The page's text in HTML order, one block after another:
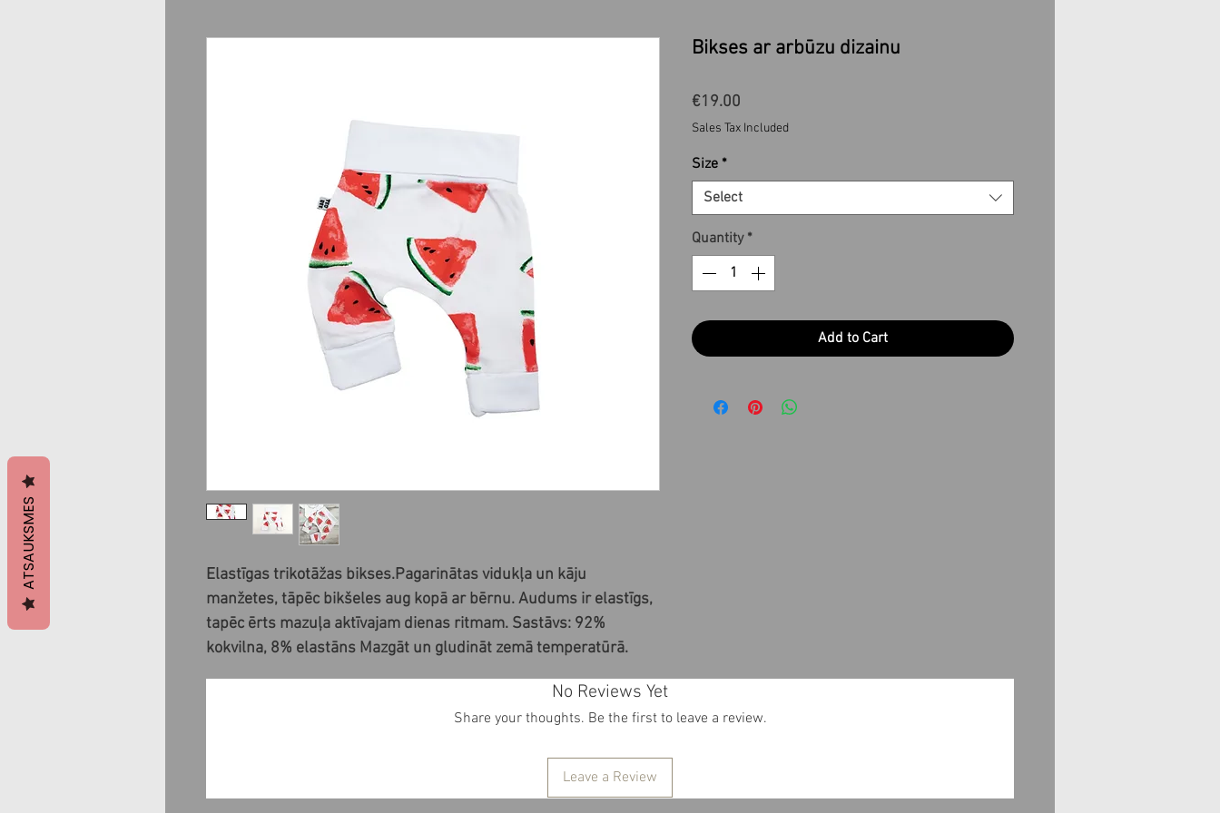
Elastīgas trikotāžas bikses.Pagarinātas vidukļa un kāju
manžetes, tāpēc bikšeles aug kopā ar bērnu. Audums ir elastīgs,
tapēc ērts mazuļa aktīvajam dienas ritmam. Sastāvs: 92%
kokvilna, 8% elastāns Mazgāt un gludināt zemā temperatūrā.
Bikses ar arbūzu dizainu
€19.00
Sales Tax Included
Size *
Select
Quantity *
Add to Cart
No Reviews Yet
Share your thoughts. Be the first to leave a review.
Leave a Review
ATSAUKSMES